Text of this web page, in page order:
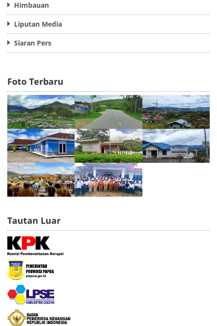
Himbauan
Liputan Media
Siaran Pers
Foto Terbaru
Tautan Luar